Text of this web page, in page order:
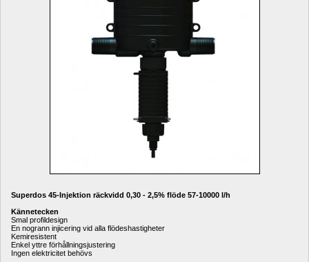
Superdos 45-Injektion räckvidd 0,30 - 2,5% flöde 57-10000 l/h
Kännetecken
Smal profildesign
En nogrann injicering vid alla flödeshastigheter
Kemiresistent
Enkel yttre förhållningsjustering
Ingen elektricitet behövs